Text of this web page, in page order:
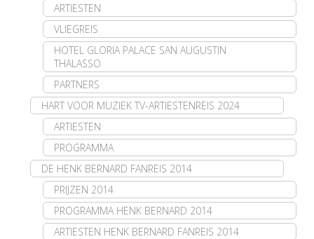
ARTIESTEN
VLIEGREIS
HOTEL GLORIA PALACE SAN AUGUSTIN
THALASSO
PARTNERS
HART VOOR MUZIEK TV-ARTIESTENREIS 2024
ARTIESTEN
PROGRAMMA
DE HENK BERNARD FANREIS 2014
PRIJZEN 2014
PROGRAMMA HENK BERNARD 2014
ARTIESTEN HENK BERNARD FANREIS 2014